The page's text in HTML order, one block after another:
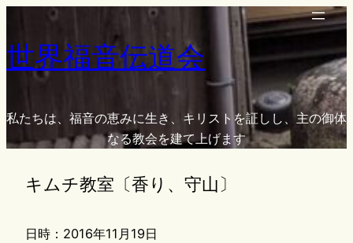
を
ッ
世界福音伝道会
私たちは、福音の恵みに生き、キリストを証しし、主の御体
なる教会を建て上げます
キムチ教室〔香り、守山〕
日時：2016年11月19日